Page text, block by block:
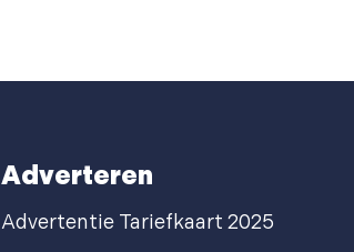
Adverteren
Advertentie Tariefkaart 2025